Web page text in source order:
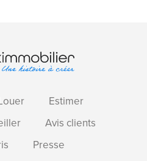
Estimer
Avis clients
Presse